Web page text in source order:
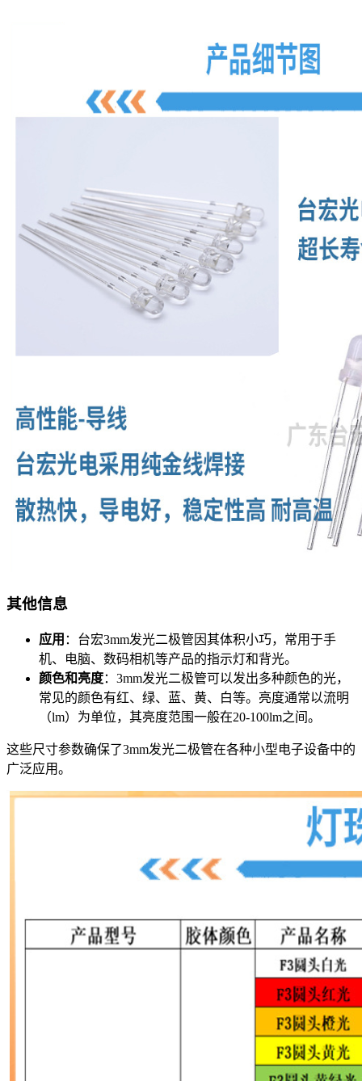
其他信息
应用 ：台宏3mm发光二极管因其体积小巧，常用于手
机、电脑、数码相机等产品的指示灯和背光。
颜色和亮度：3mm发光二极管可以发出多种颜色的光，
常见的颜色有红、绿、蓝、黄、白等。亮度通常以流明
（lm）为单位，其亮度范围一般在20-100lm之间。
这些尺寸参数确保了3mm发光二极管在各种小型电子设备中的
广泛应用。